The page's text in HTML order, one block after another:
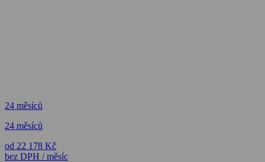
24 měsíců
24 měsíců
od 22 178 Kč
bez DPH / měsíc